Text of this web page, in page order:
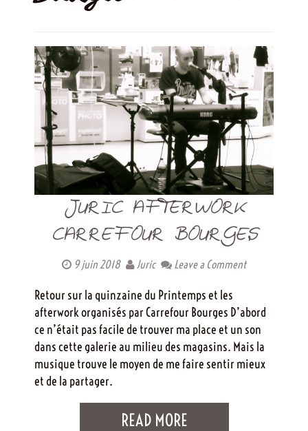
JURIC AFTERWORK
CARREFOUR BOURGES
9 juin 2018 Juric Leave a Comment
Retour sur la quinzaine du Printemps et les
afterwork organisés par Carrefour Bourges D’abord
ce n’était pas facile de trouver ma place et un son
dans cette galerie au milieu des magasins. Mais la
musique trouve le moyen de me faire sentir mieux
et de la partager.
READ MORE